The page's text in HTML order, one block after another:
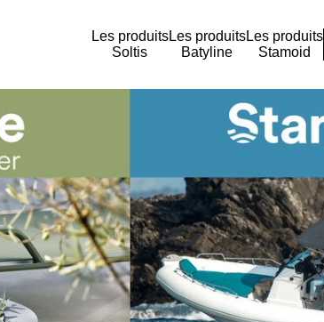
Les produits
Soltis
Les produits
Batyline
Les produits
Stamoid